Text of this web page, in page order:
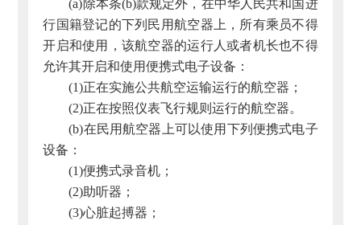
(a)除本条(b)款规定外，在中华人民共和国进
行国籍登记的下列民用航空器上，所有乘员不得
开启和使用，该航空器的运行人或者机长也不得
允许其开启和使用便携式电子设备：
(1)正在实施公共航空运输运行的航空器；
(2)正在按照仪表飞行规则运行的航空器。
(b)在民用航空器上可以使用下列便携式电子
设备：
(1)便携式录音机；
(2)助听器；
(3)心脏起搏器；